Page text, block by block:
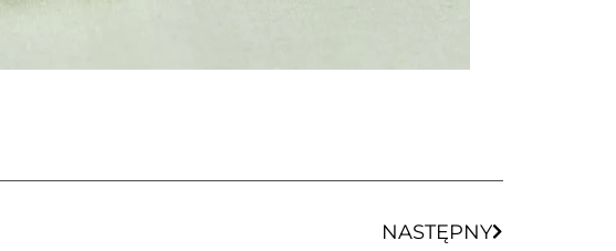
NASTĘPNY